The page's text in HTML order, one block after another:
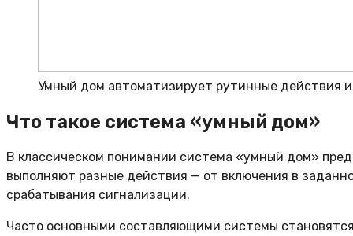
Умный дом автоматизирует рутинные действия
Что такое система «умный дом»
В классическом понимании система «умный дом»
выполняют разные действия — от включения в
срабатывания сигнализации.
Часто основными составляющими системы